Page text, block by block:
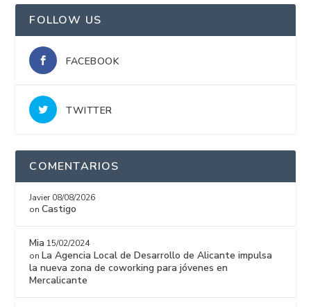
FOLLOW US
FACEBOOK
TWITTER
COMENTARIOS
Javier 08/08/2026
onCastigo
Mia 15/02/2024
onLa Agencia Local de Desarrollo de Alicante impulsa
la nueva zona de coworking para jóvenes en
Mercalicante